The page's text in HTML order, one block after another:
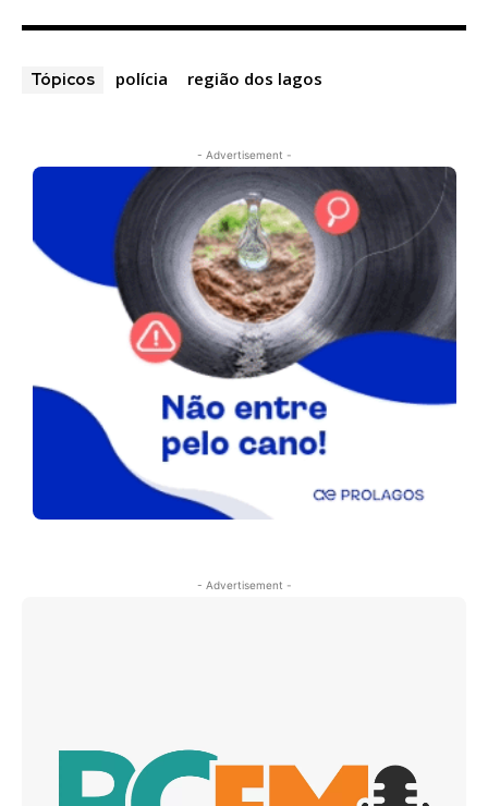
Tópicos polícia região dos lagos
- Advertisement -
- Advertisement -